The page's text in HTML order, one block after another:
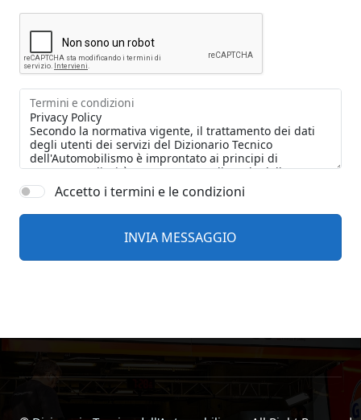
Termini e condizioni
Accetto i termini e le condizioni